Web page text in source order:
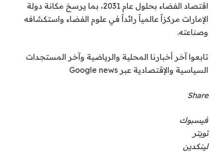
اقتصاد الفضاء بحلول عام 2031، بما يرسخ مكانة دولة
الإمارات مركزاً عالمياً رائداً في علوم الفضاء واستكشافه
وصناعته.
تابعوا آخر أخبارنا المحلية والرياضية وآخر المستجدات
السياسية والإقتصادية عبر Google news
Share
فيسبوك
تويتر
لينكدين